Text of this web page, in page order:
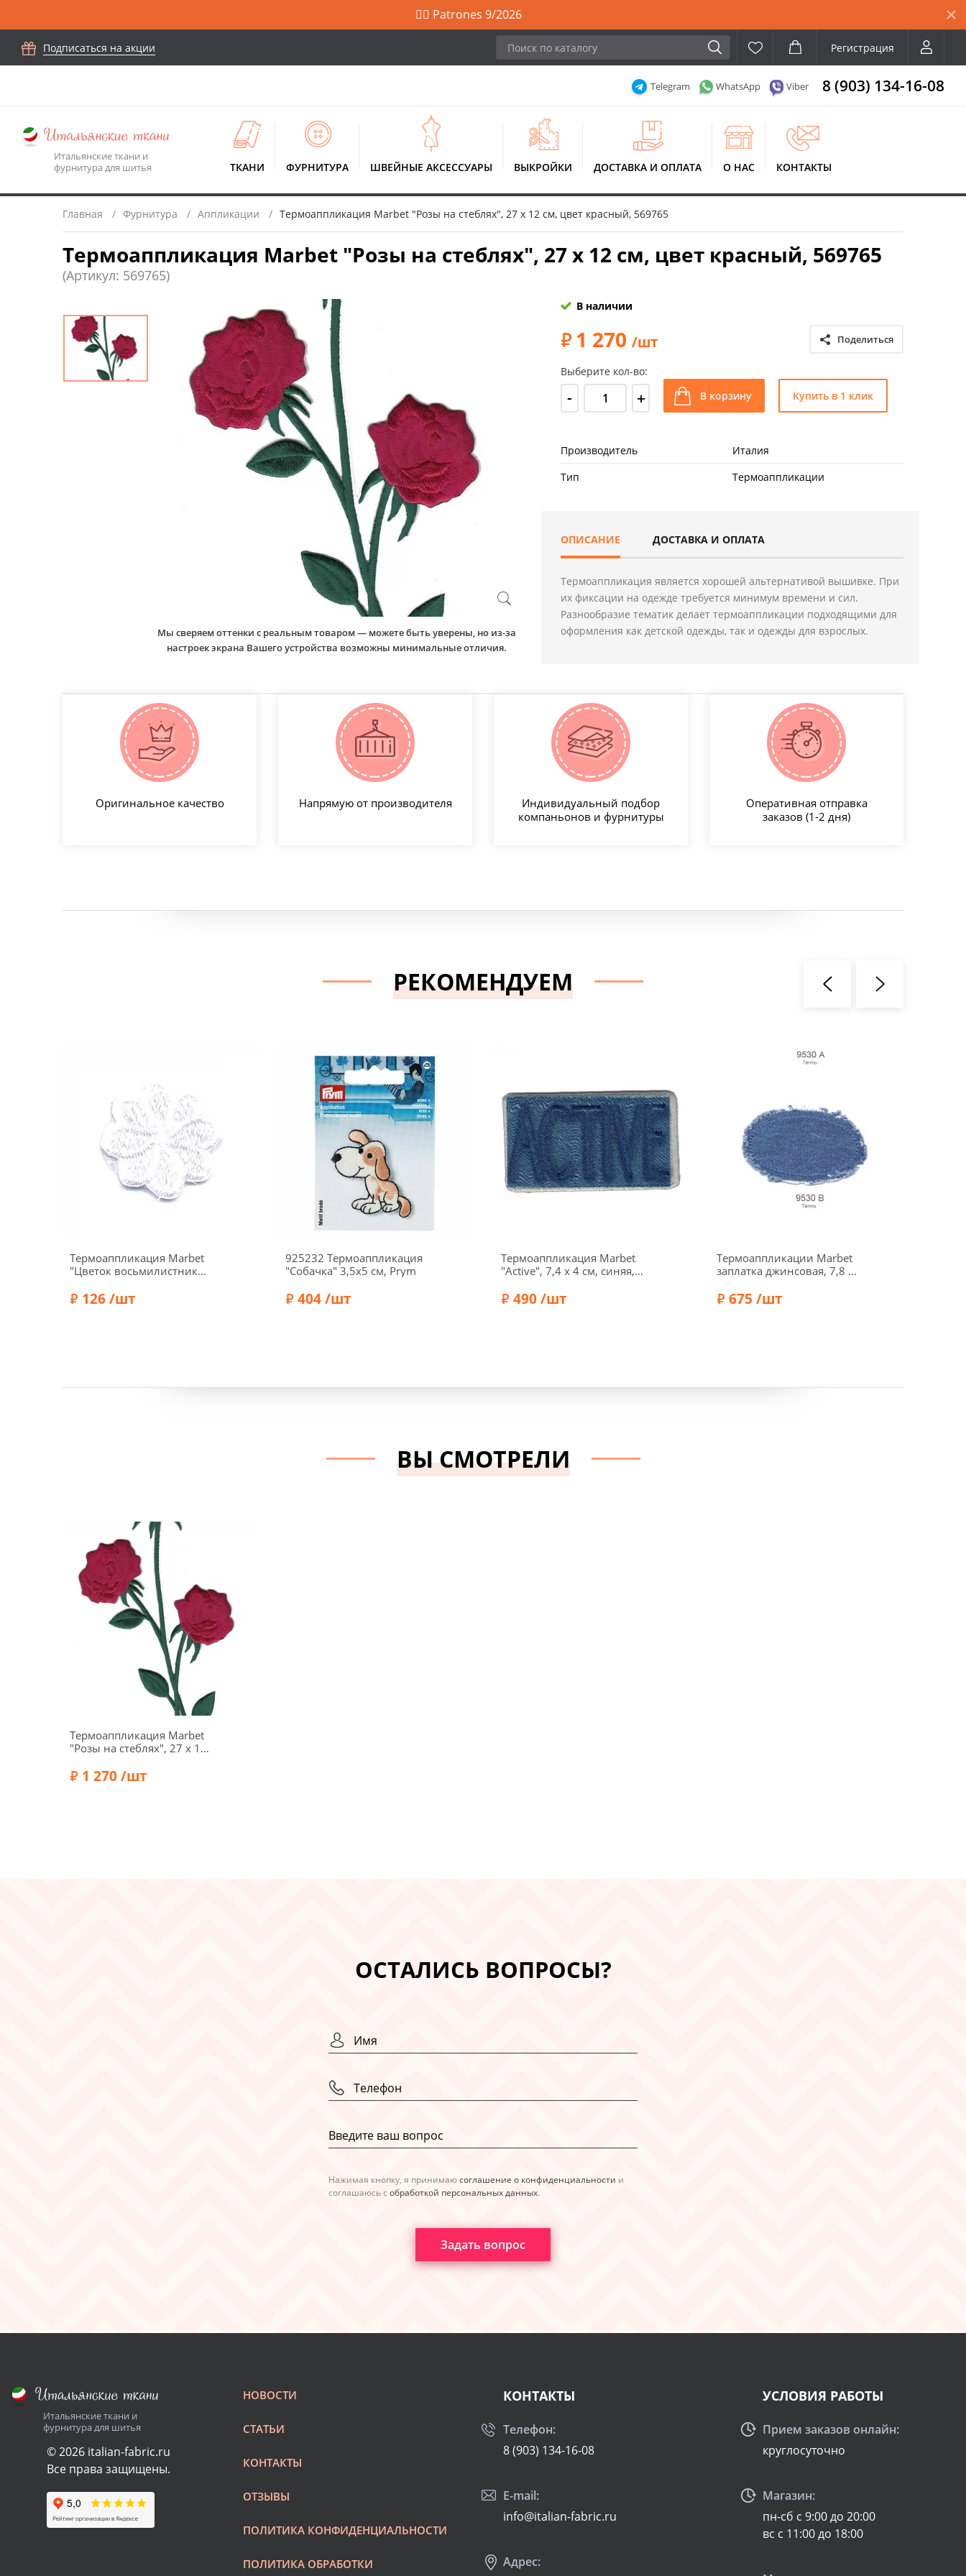
🙋‍♀️ Patrones 9/2026
Подписаться на акции Регистрация
Telegram WhatsApp Viber 8 (903) 134-16-08
Итальянские ткани и
фурнитура для шитья
ТКАНИ ФУРНИТУРА ШВЕЙНЫЕ АКСЕССУАРЫ ВЫКРОЙКИ ДОСТАВКА И ОПЛАТА О НАС КОНТАКТЫ
Главная Фурнитура Аппликации Термоаппликация Marbet "Розы на стеблях", 27 х 12 см, цвет красный, 569765
Термоаппликация Marbet "Розы на стеблях", 27 х 12 см, цвет красный, 569765
(Артикул: 569765)
Мы сверяем оттенки с реальным товаром — можете быть уверены, но из-за
настроек экрана Вашего устройства возможны минимальные отличия.
В наличии
1 270 /шт Поделиться
Выберите кол-во:
- + В корзину Купить в 1 клик
Производитель
Италия
Тип
Термоаппликации
ОПИСАНИЕ ДОСТАВКА И ОПЛАТА
Термоаппликация является хорошей альтернативой вышивке. При
их фиксации на одежде требуется минимум времени и сил.
Разнообразие тематик делает термоаппликации подходящими для
оформления как детской одежды, так и одежды для взрослых.
Оригинальное качество Напрямую от производителя
Индивидуальный подбор
компаньонов и фурнитуры
Оперативная отправка
заказов (1-2 дня)
РЕКОМЕНДУЕМ
Термоаппликация Marbet
"Цветок восьмилистник
белый, 569204.C
126 /шт
925232 Термоаппликация
"Собачка" 3,5х5 см, Prym
404 /шт
Термоаппликация Marbet
"Active", 7,4 х 4 см, синяя,
490 /шт
Термоаппликации Marbet
заплатка джинсовая, 7,8 x
675 /шт
ВЫ СМОТРЕЛИ
Термоаппликация Marbet
"Розы на стеблях", 27 х 12
1 270 /шт
ОСТАЛИСЬ ВОПРОСЫ?
Нажимая кнопку, я принимаюсоглашение о конфиденциальности и
соглашаюсь с обработкой персональных данных.
Задать вопрос
Итальянские ткани и
фурнитура для шитья
© 2026 italian-fabric.ru
Все права защищены.
НОВОСТИ
СТАТЬИ
КОНТАКТЫ
ОТЗЫВЫ
ПОЛИТИКА КОНФИДЕНЦИАЛЬНОСТИ
ПОЛИТИКА ОБРАБОТКИ
КОНТАКТЫ
Телефон:
8 (903) 134-16-08
E-mail:
info@italian-fabric.ru
Адрес:
УСЛОВИЯ РАБОТЫ
Прием заказов онлайн:
круглосуточно
Магазин:
пн-сб с 9:00 до 20:00
вс с 11:00 до 18:00